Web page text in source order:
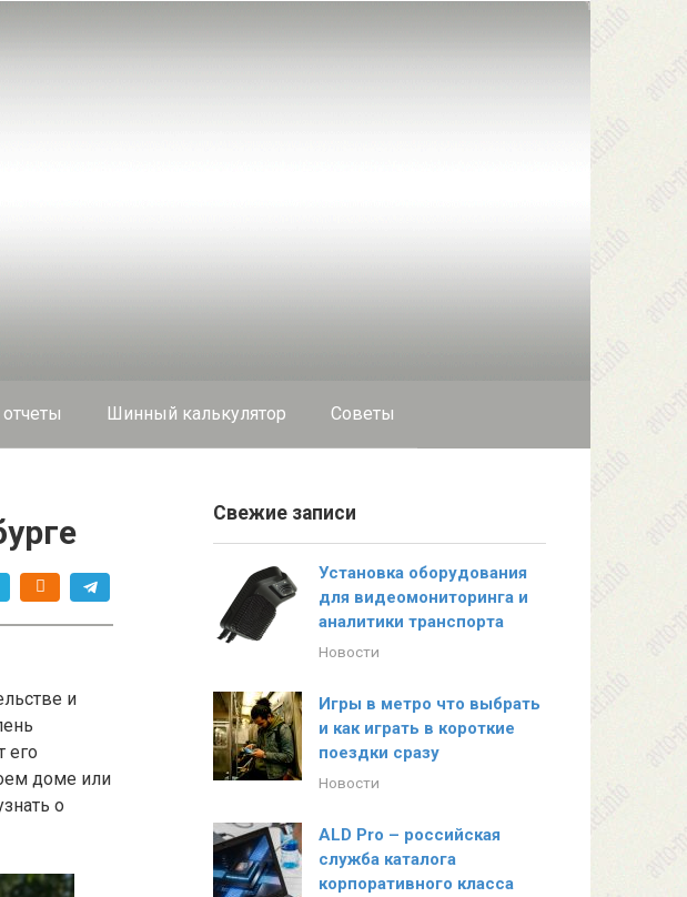
Шинный калькулятор Cоветы
и
его
доме или
о
Свежие записи
Установка оборудования
для видеомониторинга и
аналитики транспорта
Новости
Игры в метро что выбрать
и как играть в короткие
поездки сразу
Новости
ALD Pro – российская
служба каталога
корпоративного класса